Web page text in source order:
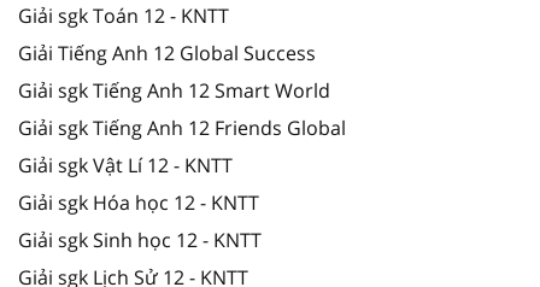
Giải sgk Toán 12 - KNTT
Giải Tiếng Anh 12 Global Success
Giải sgk Tiếng Anh 12 Smart World
Giải sgk Tiếng Anh 12 Friends Global
Giải sgk Vật Lí 12 - KNTT
Giải sgk Hóa học 12 - KNTT
Giải sgk Sinh học 12 - KNTT
Giải sgk Lịch Sử 12 - KNTT